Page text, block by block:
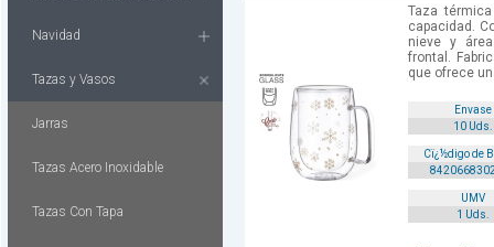
Navidad
Tazas y Vasos
Jarras
Tazas Acero Inoxidable
Tazas Con Tapa
Taza
capacidad.
nieve y
frontal.
que ofrece
Envase
10 Uds.
Cï¿½digo de
UMV
1 Uds.